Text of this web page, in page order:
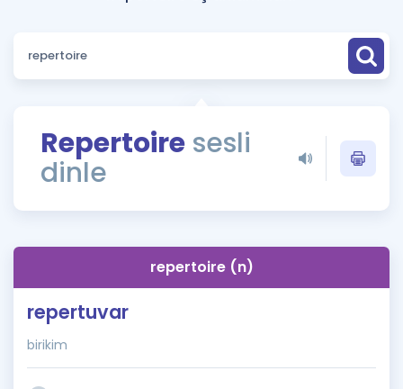
Sözlük
Rehberlik Aracı
ÖSYM Sınav Takvimi
İngilizce Gramer
Hakkımızda
Repertoire sesli
dinle
repertoire (n)
repertuvar
birikim